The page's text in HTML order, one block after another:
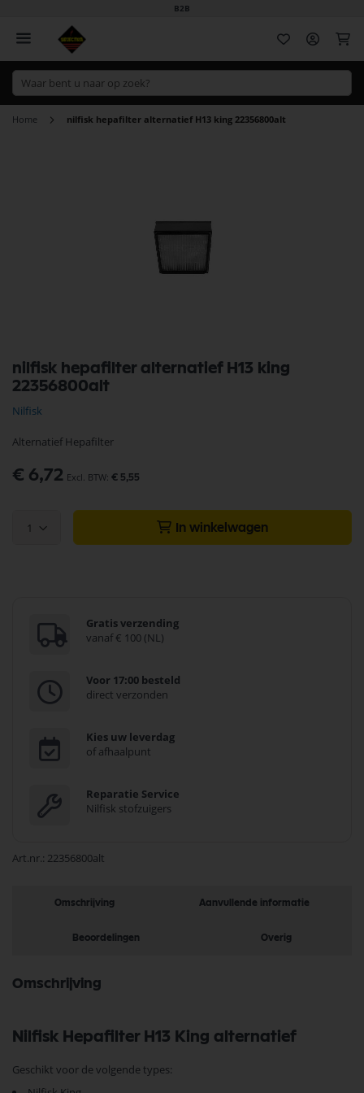
B2B
Home nilfisk hepafilter alternatief H13 king 22356800alt
nilfisk hepafilter alternatief H13 king
22356800alt
Nilfisk
Alternatief Hepafilter
€ 6,72 € 5,55
1 In winkelwagen
Gratis verzending
vanaf € 100 (NL)
Voor 17:00 besteld
direct verzonden
Kies uw leverdag
of afhaalpunt
Reparatie Service
Nilfisk stofzuigers
Art.nr. 22356800alt
Ga
naar
het
van
afbeeldingen-
Omschrijving Aanvullende informatie
Beoordelingen Overig
Omschrijving
Nilfisk Hepafilter H13 King alternatief
Geschikt voor de volgende types: